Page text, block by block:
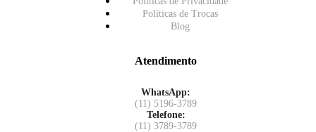
Políticas de Trocas
Blog
Atendimento
WhatsApp:
(11) 5196-3789
Telefone:
(11) 3789-3789